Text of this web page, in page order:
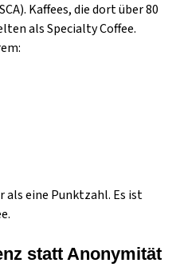
. Kaffees, die dort über 80
als Specialty Coffee.
als eine Punktzahl. Es ist
statt Anonymität